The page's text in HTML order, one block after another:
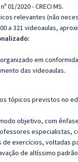
01/2020 - CRECI MS.
relevantes (não
a 321 videoaulas,
em
das videoaulas.
tópicos previstos no
objetivo, com
especialistas,
de exercícios, voltadas
de altíssimo